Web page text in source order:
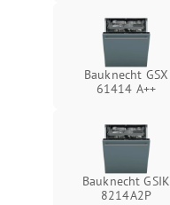
Bauknecht GSX
61414 A++
Bauknecht GSIK
8214A2P